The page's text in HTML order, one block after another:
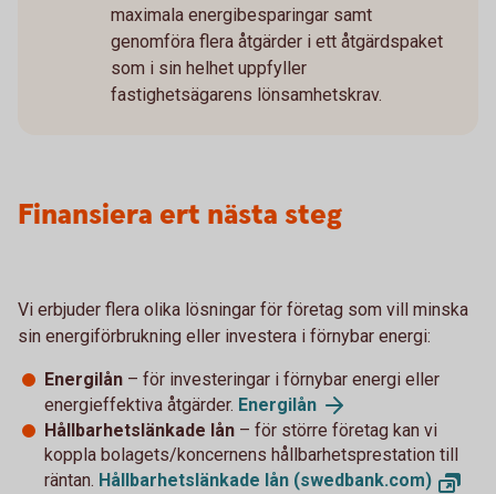
maximala energibesparingar samt
genomföra flera åtgärder i ett åtgärdspaket
som i sin helhet uppfyller
fastighetsägarens lönsamhetskrav.
Finansiera ert nästa steg
Vi erbjuder flera olika lösningar för företag som vill minska
sin energiförbrukning eller investera i förnybar energi:
Energilån – för investeringar i förnybar energi eller
energieffektiva åtgärder. Energilån
Hållbarhetslänkade lån – för större företag kan vi
koppla bolagets/koncernens hållbarhetsprestation till
räntan. Hållbarhetslänkade lån (swedbank.com)